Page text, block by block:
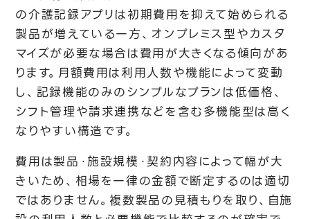
の介護記録アプリは初期費用を抑えて始められる
製品が増えている一方、オンプレミス型やカスタ
マイズが必要な場合は費用が大きくなる傾向があ
ります。月額費用は利用人数や機能によって変動
し、記録機能のみのシンプルなプランは低価格、
シフト管理や請求連携などを含む多機能型は高く
なりやすい構造です。
費用は製品・施設規模・契約内容によって幅が大
きいため、相場を一律の金額で断定するのは適切
ではありません。複数製品の見積もりを取り、自施